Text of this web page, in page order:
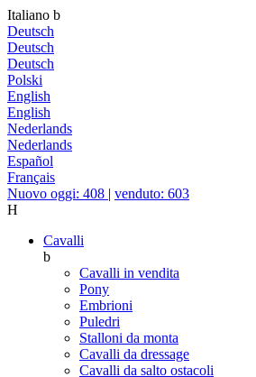
Italiano b
Deutsch
Deutsch
Deutsch
Polski
English
English
Nederlands
Nederlands
Español
Français
Nuovo oggi: 408 | venduto: 603
H
Cavalli
b
Cavalli in vendita
Pony
Embrioni
Puledri
Stalloni da monta
Cavalli da dressage
Cavalli da salto ostacoli